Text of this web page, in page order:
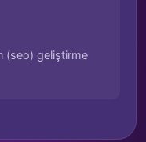
(seo) geliştirme